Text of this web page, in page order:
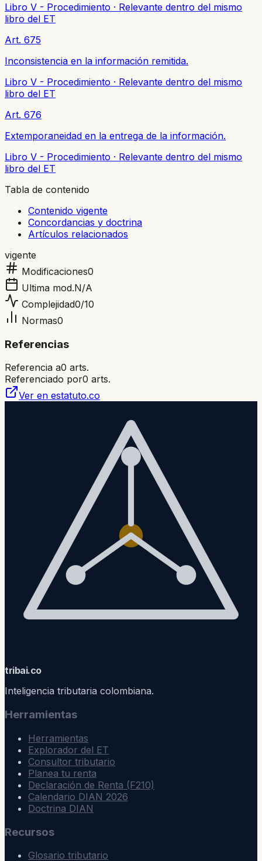
Libro V - Procedimiento · Relevante dentro del mismo
libro del ET
Art. 675
Inconsistencia en la información remitida.
Libro V - Procedimiento · Relevante dentro del mismo
libro del ET
Art. 676
Extemporaneidad en la entrega de la información.
Libro V - Procedimiento · Relevante dentro del mismo
libro del ET
Tabla de contenido
Contenido vigente
Concordancias y doctrina
Artículos relacionados
vigente
Modificaciones0
Ultima mod.N/A
Complejidad0/10
Normas0
Referencias
Referencia a0 arts.
Referenciado por0 arts.
Ver en estatuto.co
tribai.co
Inteligencia tributaria colombiana.
Herramientas
Herramientas
Explorador del ET
Consultor tributario
Planea tu renta
Declaración de Renta (F210)
Calendario DIAN 2026
Doctrina DIAN
Recursos
Glosario tributario